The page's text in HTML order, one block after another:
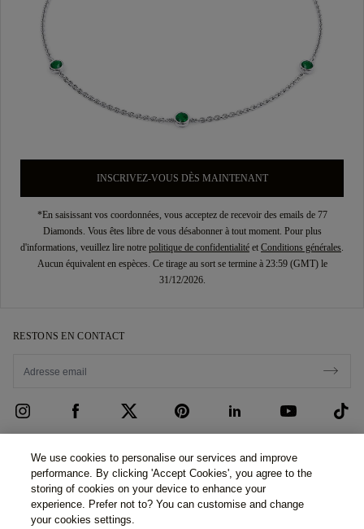
INSCRIVEZ-VOUS DÈS MAINTENANT
*En saisissant vos coordonnées, vous acceptez de recevoir des emails de 77
Diamonds. Vous êtes libre de vous désabonner à tout moment. Pour plus
d'informations, veuillez lire notre politique de confidentialité et Conditions générales
Aucun équivalent en espèces. Ce tirage au sort se termine à 23:59 (GMT) le
31/12/2026.
RESTONS EN CONTACT
SERVICE CLIENTÈLE
Contactez-nous
Prendre rendez-vous
QUI SOMMES-NOUS ?
Notre Histoire
MENTIONS LÉGALES ET CONFIDENTIALITÉ
We use cookies to personalise our services and improve
performance. By clicking 'Accept Cookies', you agree to the
storing of cookies on your device to enhance your
experience. Prefer not to? You can customise and change
your cookies settings.